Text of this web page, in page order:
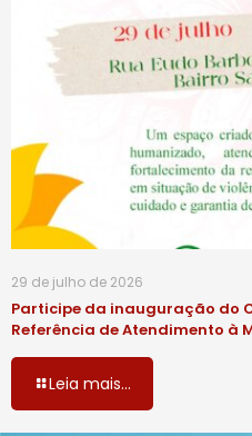
29 de julho de 2026
Participe da inauguração do
Referência de Atendimento à
Leia mais...